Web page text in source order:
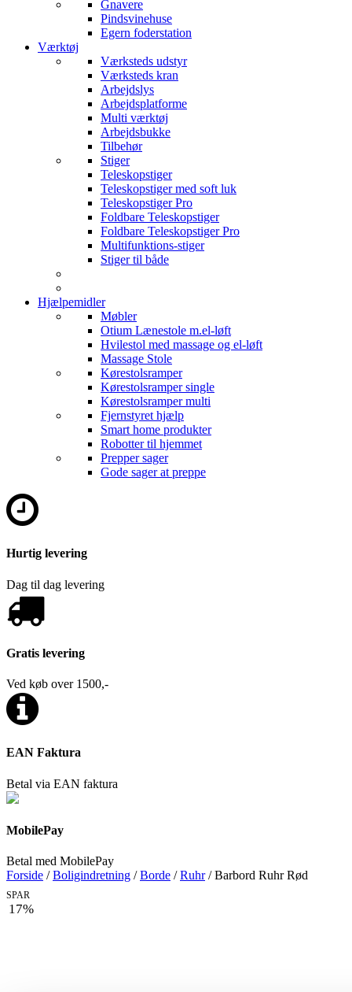
Gnavere
Pindsvinehuse
Egern foderstation
Værktøj
Værksteds udstyr
Værksteds kran
Arbejdslys
Arbejdsplatforme
Multi værktøj
Arbejdsbukke
Tilbehør
Stiger
Teleskopstiger
Teleskopstiger med soft luk
Teleskopstiger Pro
Foldbare Teleskopstiger
Foldbare Teleskopstiger Pro
Multifunktions-stiger
Stiger til både
Hjælpemidler
Møbler
Otium Lænestole m.el-løft
Hvilestol med massage og el-løft
Massage Stole
Kørestolsramper
Kørestolsramper single
Kørestolsramper multi
Fjernstyret hjælp
Smart home produkter
Robotter til hjemmet
Prepper sager
Gode sager at preppe
Hurtig levering
Dag til dag levering
Gratis levering
Ved køb over 1500,-
EAN Faktura
Betal via EAN faktura
MobilePay
Betal med MobilePay
Forside /Boligindretning /Borde /Ruhr/ Barbord Ruhr Rød
SPAR
17%